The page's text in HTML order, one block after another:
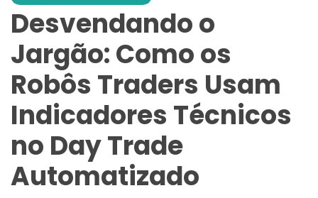
Desvendando o
Jargão: Como os
Robôs Traders Usam
Indicadores Técnicos
no Day Trade
Automatizado